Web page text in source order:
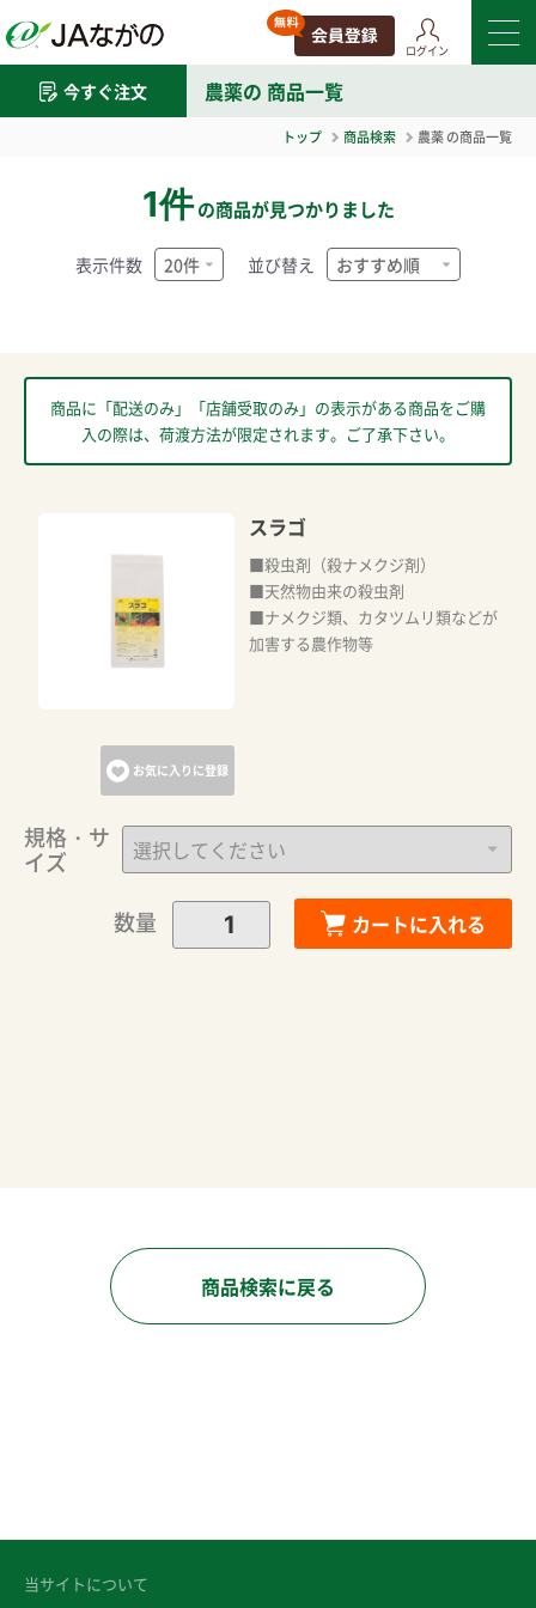
ログイン
今すぐ注文 農薬の 商品一覧
トップ 商品検索 農薬の商品一覧
1件 の商品が見つかりました
表示件数 並び替え
商品に「配送のみ」「店舗受取のみ」の表示がある商品をご購
入の際は、荷渡方法が限定されます。ご了承下さい。
お気に入りに登録
スラゴ
■殺虫剤（殺ナメクジ剤）
■天然物由来の殺虫剤
■ナメクジ類、カタツムリ類などが
加害する農作物等
規格・サ
イズ
数量
カートに入れる
カートに追加しました。
商品検索に戻る
当サイトについて